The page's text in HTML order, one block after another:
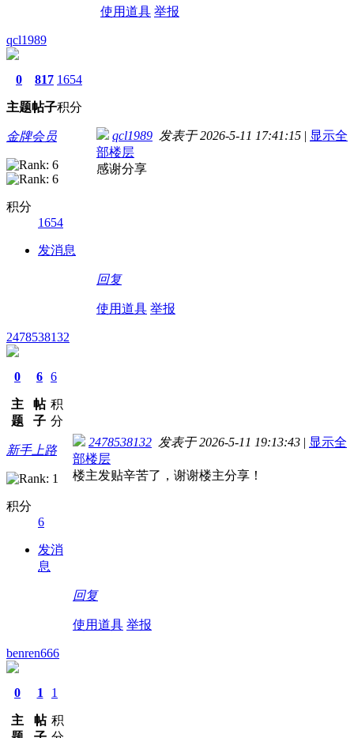
使用道具 举报
qcl1989
0
主题
817
帖子
1654
积分
金牌会员
积分
1654
发消息
qcl1989 发表于 2026-5-11 17:41:15 | 显示全
部楼层
感谢分享
回复
使用道具 举报
2478538132
0
主
题
6
帖
子
6
积
分
新手上路
积分
6
发消
息
2478538132 发表于 2026-5-11 19:13:43 | 显示全
部楼层
楼主发贴辛苦了，谢谢楼主分享！
回复
使用道具 举报
benren666
0
主
1
帖
1
积